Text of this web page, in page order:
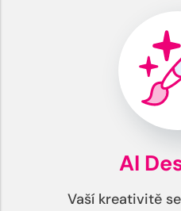
AI
Vaší kreativitě